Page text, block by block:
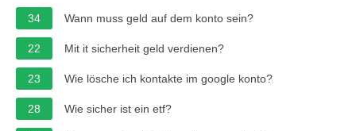
34
Wann muss geld auf dem konto sein?
22 Mit it sicherheit geld verdienen?
23 Wie lösche ich kontakte im google konto?
28 Wie sicher ist ein etf?